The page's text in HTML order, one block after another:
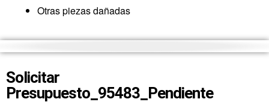
Otras piezas dañadas
Solicitar
Presupuesto_95483_Pendiente